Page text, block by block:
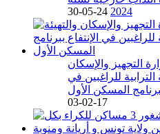
2024
24-05-30
التجهيز والإسكان
الترابية للراغبين في
ببرنامج المسكن الأول
17-02-03